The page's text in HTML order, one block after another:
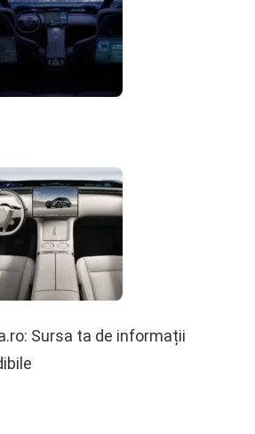
Sursa ta de informații